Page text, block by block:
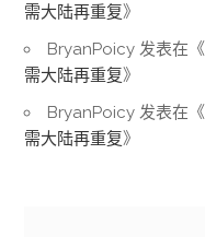
需大陆再重复》
BryanPoicy 发表在《
需大陆再重复》
BryanPoicy 发表在《
需大陆再重复》